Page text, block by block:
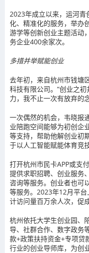
2023年成立以来，运河
化、精准化的服务，举办
游学等创新创业主题活动
务企业400余家次。
多措并举赋能创业
去年初，来自杭州市钱塘
科技有限公司。“创业之
力，我不止一次有放弃的
一次偶然的机会，韦晓报
业陪跑空间能够为初创企
等支持，帮助他解创业初
于以人工智能赋能体育竞
打开杭州市民卡APP或支
提供求职招聘、创业服务
咨询等服务。创业者也可
等服务。2023年12月平
计访问量百万余人次，促
杭州依托大学生创业园、
导、社群合作、数字政务
款+政策扶持资金+专项贷
行业的创业导师库，为创